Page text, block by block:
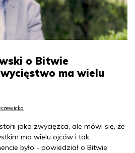
o Bitwie
ma wielu
jako zwycięzca, ale mówi się, że
ma wielu ojców i tak
było - powiedział o Bitwie